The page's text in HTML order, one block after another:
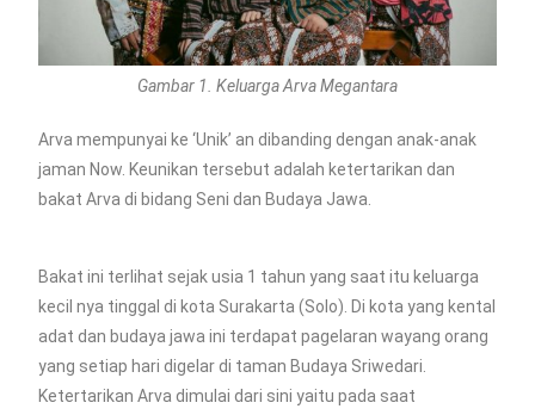
Gambar 1. Keluarga Arva Megantara
Arva mempunyai ke ‘Unik’ an dibanding dengan anak-anak
jaman Now. Keunikan tersebut adalah ketertarikan dan
bakat Arva di bidang Seni dan Budaya Jawa.
Bakat ini terlihat sejak usia 1 tahun yang saat itu keluarga
kecil nya tinggal di kota Surakarta (Solo). Di kota yang kental
adat dan budaya jawa ini terdapat pagelaran wayang orang
yang setiap hari digelar di taman Budaya Sriwedari.
Ketertarikan Arva dimulai dari sini yaitu pada saat